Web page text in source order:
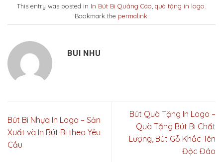
This entry was posted in In Bút Bi Quảng Cáo quà tặng in logo
Bookmark the permalink
BUI NHU
Bút Bi Nhựa In Logo – Sản
Xuất và In Bút Bi theo Yêu
Cầu
Bút Quà Tặng In Logo –
Quà Tặng Bút Bi Chất
Lượng, Bút Gỗ Khắc Tên
Độc Đáo